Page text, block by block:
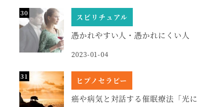
スピリチュアル
憑かれやすい人・憑かれにくい人
2023-01-04
ヒプノセラピー
癌や病気と対話する催眠療法「光に